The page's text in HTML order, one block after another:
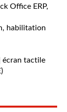
Office ERP,
habilitation
écran tactile